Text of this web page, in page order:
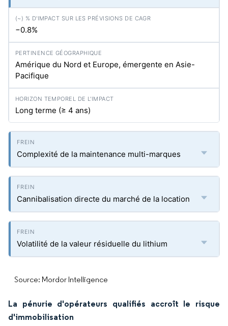
−0.8%
Amérique du Nord et Europe, émergente en Asie-
Pacifique
Long terme (≥ 4 ans)
Complexité de la maintenance multi-marques
Cannibalisation directe du marché de la location
Volatilité de la valeur résiduelle du lithium
Source: Mordor Intelligence
La pénurie d'opérateurs qualifiés accroît le risque
d'immobilisation